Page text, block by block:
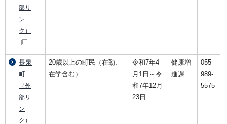
部リ
ン
ク）
長泉
町
（外
部リ
ン
ク）
20歳以上の町民（在勤、
在学含む）
令和7年4
月1日～令
和7年12月
23日
健康増
進課
055-
989-
5575